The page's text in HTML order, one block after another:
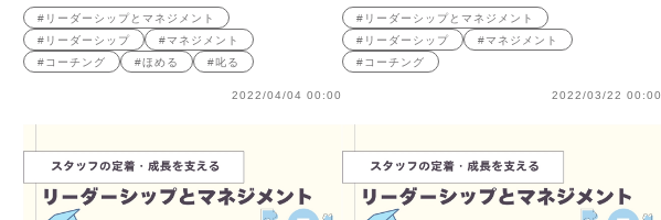
#リーダーシップとマネジメント
#リーダーシップ
#マネジメント
#コーチング
#ほめる #叱る
2022/04/04 00:00
#リーダーシップとマネジメント
#リーダーシップ
#マネジメント
#コーチング
2022/03/22 00:00